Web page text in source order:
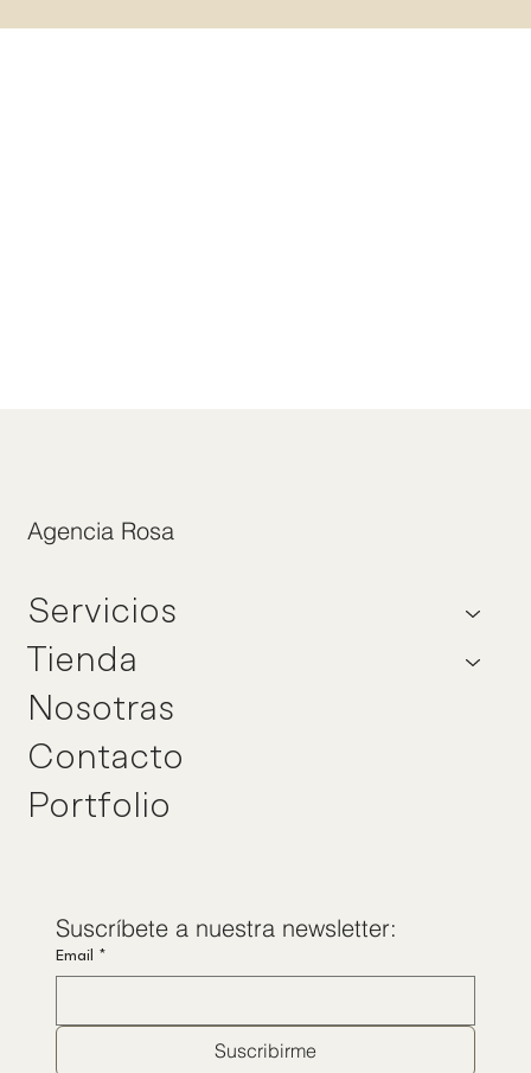
Agencia Rosa
Suscríbete a nuestra newsletter:
Email *
Suscribirme
Servicios
Tienda
Nosotras
Contacto
Portfolio